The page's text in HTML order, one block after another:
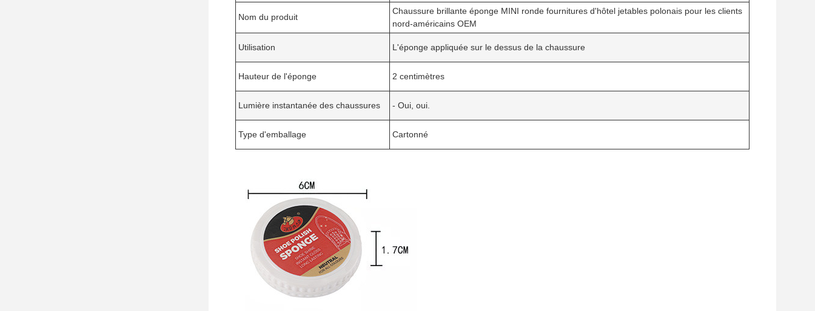
Nom du produit
Chaussure brillante éponge MINI ronde fournitures d'hôtel jetables polonais pour les clients
nord-américains OEM
Utilisation L'éponge appliquée sur le dessus de la chaussure
Hauteur de l'éponge 2 centimètres
Lumière instantanée des chaussures - Oui, oui.
Type d'emballage Cartonné